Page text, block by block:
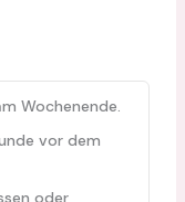
Wochenende.
vor dem
oder